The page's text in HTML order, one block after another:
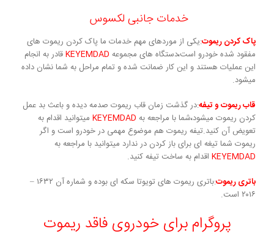
خدمات جانبی لکسوس
پاک کردن ریموت:یکی از موردهای مهم خدمات ما پاک کردن ریموت های
مفقود شده خودرو است،دستگاه های مجموعه KEYEMDADقادر به انجام
این عملیات هستند و این کار ضمانت شده و تمام مراحل به شما نشان داده
میشود.
قاب ریموت و تیفه:در گذشت زمان قاب ریموت صدمه دیده و باعث بد عمل
کردن ریموت میشود،شما با مراجعه به KEYEMDAD میتوانید اقدام به
تعویض آن کنید.تیفه ریموت هم موضوع مهمی در خودرو است و اگر
ریموت شما تیغه ای برای باز کردن در ندارد میتوانید با مراجعه به
KEYEMDAD اقدام به ساخت تیفه کنید.
باتری ریموت
:باتری ریموت های تویوتا سکه ای بوده و شماره آن ۱۶۳۲ –
۲۰۱۶ است.
پروگرام برای خودروی فاقد ریموت